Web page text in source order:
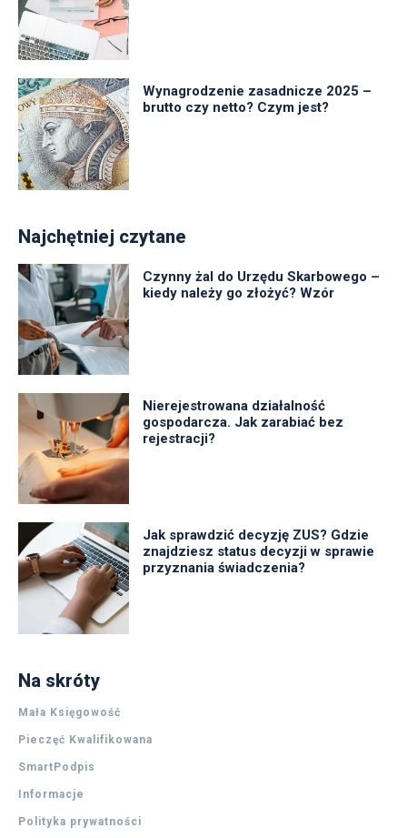
Wynagrodzenie zasadnicze 2025 –
brutto czy netto? Czym jest?
Najchętniej czytane
Czynny żal do Urzędu Skarbowego –
kiedy należy go złożyć? Wzór
Nierejestrowana działalność
gospodarcza. Jak zarabiać bez
rejestracji?
Jak sprawdzić decyzję ZUS? Gdzie
znajdziesz status decyzji w sprawie
przyznania świadczenia?
Na skróty
Mała Księgowość
Pieczęć Kwalifikowana
SmartPodpis
Informacje
Polityka prywatności